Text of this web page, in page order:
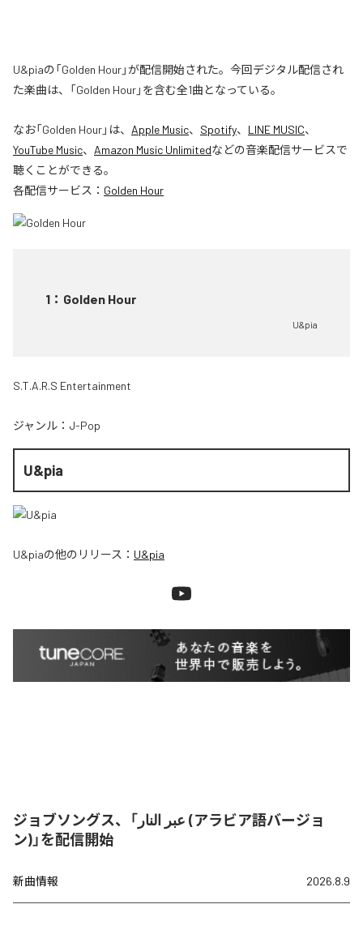
U&piaの「Golden Hour」が配信開始された。今回デジタル配信され
た楽曲は、「Golden Hour」を含む全1曲となっている。
なお「Golden Hour」は、 Apple Music、 Spotify、 LINE MUSIC、
YouTube Music、 Amazon Music Unlimitedなどの音楽配信サービスで
聴くことができる。
各配信サービス： Golden Hour
1 ： Golden Hour
U&pia
S.T.A.R.S Entertainment
ジャンル： J-Pop
U&pia
U&piaの他のリリース： U&pia
ジョブソングス、「عبر النار (アラビア語バージョ
ン)」を配信開始
新曲情報 2026.8.9